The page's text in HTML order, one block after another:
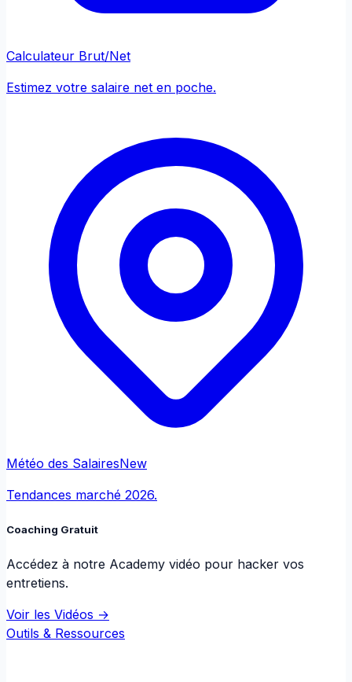
Calculateur Brut/Net
Estimez votre salaire net en poche.
Météo des SalairesNew
Tendances marché 2026.
Coaching Gratuit
Accédez à notre Academy vidéo pour hacker vos
entretiens.
Voir les Vidéos →
Outils & Ressources